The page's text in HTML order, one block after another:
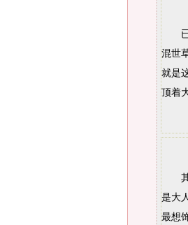
已
混世
就是
顶着
其
是大
最想